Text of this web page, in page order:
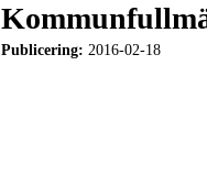
Publicering: 2016-02-18